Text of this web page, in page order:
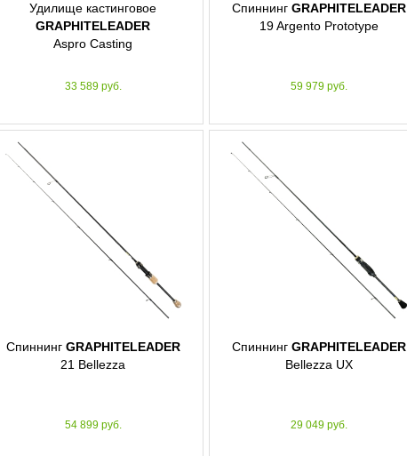
Удилище кастинговое
GRAPHITELEADER
Aspro Casting
33 589 руб.
СпиннингGRAPHITELEADER
19 Argento Prototype
59 979 руб.
Спиннинг GRAPHITELEADER
21 Bellezza
54 899 руб.
СпиннингGRAPHITELEADER
Bellezza UX
29 049 руб.